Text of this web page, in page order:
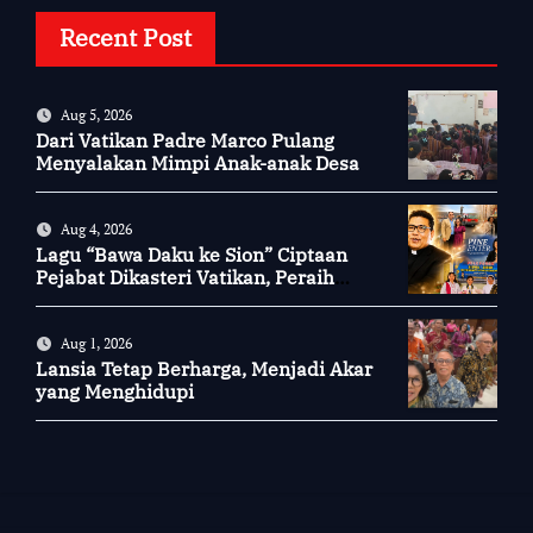
Recent Post
Aug 5, 2026
Dari Vatikan Padre Marco Pulang
Menyalakan Mimpi Anak-anak Desa
Aug 4, 2026
Lagu “Bawa Daku ke Sion” Ciptaan
Pejabat Dikasteri Vatikan, Peraih
Aug 1, 2026
Lansia Tetap Berharga, Menjadi Akar
yang Menghidupi